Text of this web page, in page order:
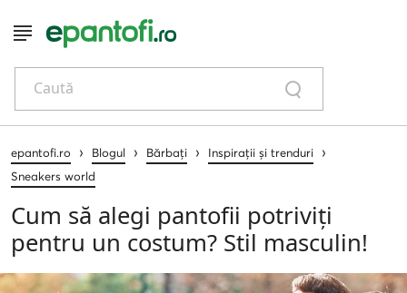
Caută
epantofi.ro › Blogul › Bărbați › Inspirații și trenduri ›
Sneakers world
Cum să alegi pantofii potriviți
pentru un costum? Stil masculin!